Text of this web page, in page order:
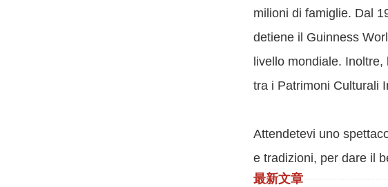
milioni di famiglie. Dal
detiene il Guinness
livello mondiale.
tra i Patrimoni Culturali
Attendetevi uno
e tradizioni, per dare il
最新文章